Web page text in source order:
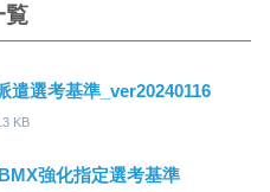
覧
遣選考基準_ver20240116
KB
強化指定選考基準